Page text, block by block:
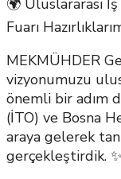
🌍 Uluslararası
Fuarı
MEKMÜHDER
vizyonumuzu
önemli bir adım
(İTO) ve Bosna
araya gelerek
gerçekleştirdik. ✨